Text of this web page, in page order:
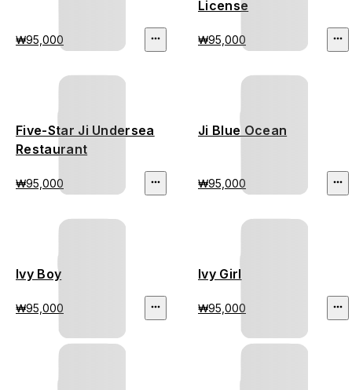
₩95,000
License
₩95,000
Five-Star Ji Undersea
Restaurant
₩95,000
Ji Blue Ocean
₩95,000
Ivy Boy
₩95,000
Ivy Girl
₩95,000